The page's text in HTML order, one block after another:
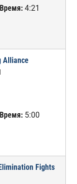
Время:4:21
Alliance
Время:5:00
Fights